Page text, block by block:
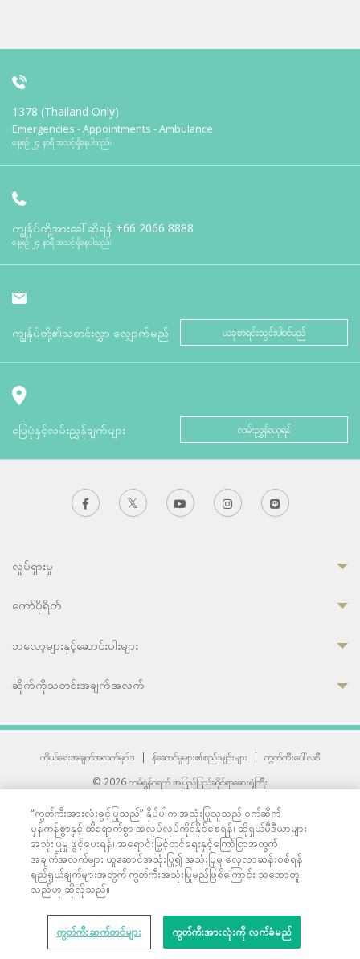
1378 (Thailand Only)
Emergencies - Appointments - Ambulance
နေ့စဉ် ၂၄ နာရီ အသင့်ရှိနေပါသည်။
ကျွန်ုပ်တို့အားခေါ်ဆိုရန် +66 2066 8888
နေ့စဉ် ၂၄ နာရီ အသင့်ရှိနေပါသည်။
ကျွန်ုပ်တို့၏သတင်းလွှာ လျှောက်မည် ယခုစာရင်းသွင်းပါဝင်မည်
မြေပုံနှင့်လမ်းညွှန်ချက်များ လမ်းညွှန်ရယူရန်
လှုပ်ရှားမှု
ကော်ပိုရိတ်
ဘလော့များနှင့်ဆောင်းပါးများ
ဆိုက်ကိုသတင်းအချက်အလက်
ကိုယ်ရေးအချက်အလက်မူဝါဒ | န်ဆောင်မှုများ၏စည်းမျဉ်းများ |
ကွတ်ကီးပေါ်လစီ
© 2026 ဘမ်ရွန်ဂရက် အပြည်ပြည်ဆိုင်ရာဆေးရုံကြီး
33 Sukhumvit 3, Wattana, Bangkok 10110 Thailand.
All rights reserved.
“ကွတ်ကီးအားလုံးခွင့်ပြုသည်” နှိပ်ပါက အသုံးပြုသူသည် ဝက်ဆိုက်
မှန်ကန်စွာနှင့် ထိရောက်စွာ အလုပ်လုပ်ကိုင်နိုင်စေရန်၊ ဆိုရှယ်မီဒီယာများ
အသုံးပြုမှု ဖွင့်ပေးရန်၊ အရောင်းမြှင့်တင်ရေးနှင့်ကြော်ငြာအတွက်
အချက်အလက်များ ယူဆောင်အသုံးပြု၍ အသုံးပြုမှု လေ့လာဆန်းစစ်ရန်
ရည်ရွယ်ချက်များအတွက် ကွတ်ကီးအသုံးပြုမည်ဖြစ်ကြောင်း သဘောတူ
သည်ဟု ဆိုလိုသည်။
ကွတ်ကီးဆက်တင်များ ကွတ်ကီးအားလုံးကို လက်ခံမည်